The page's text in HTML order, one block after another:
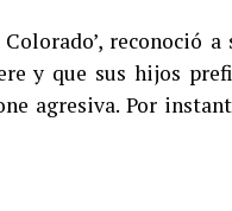
reconoció a
y que sus hijos
agresiva. Por